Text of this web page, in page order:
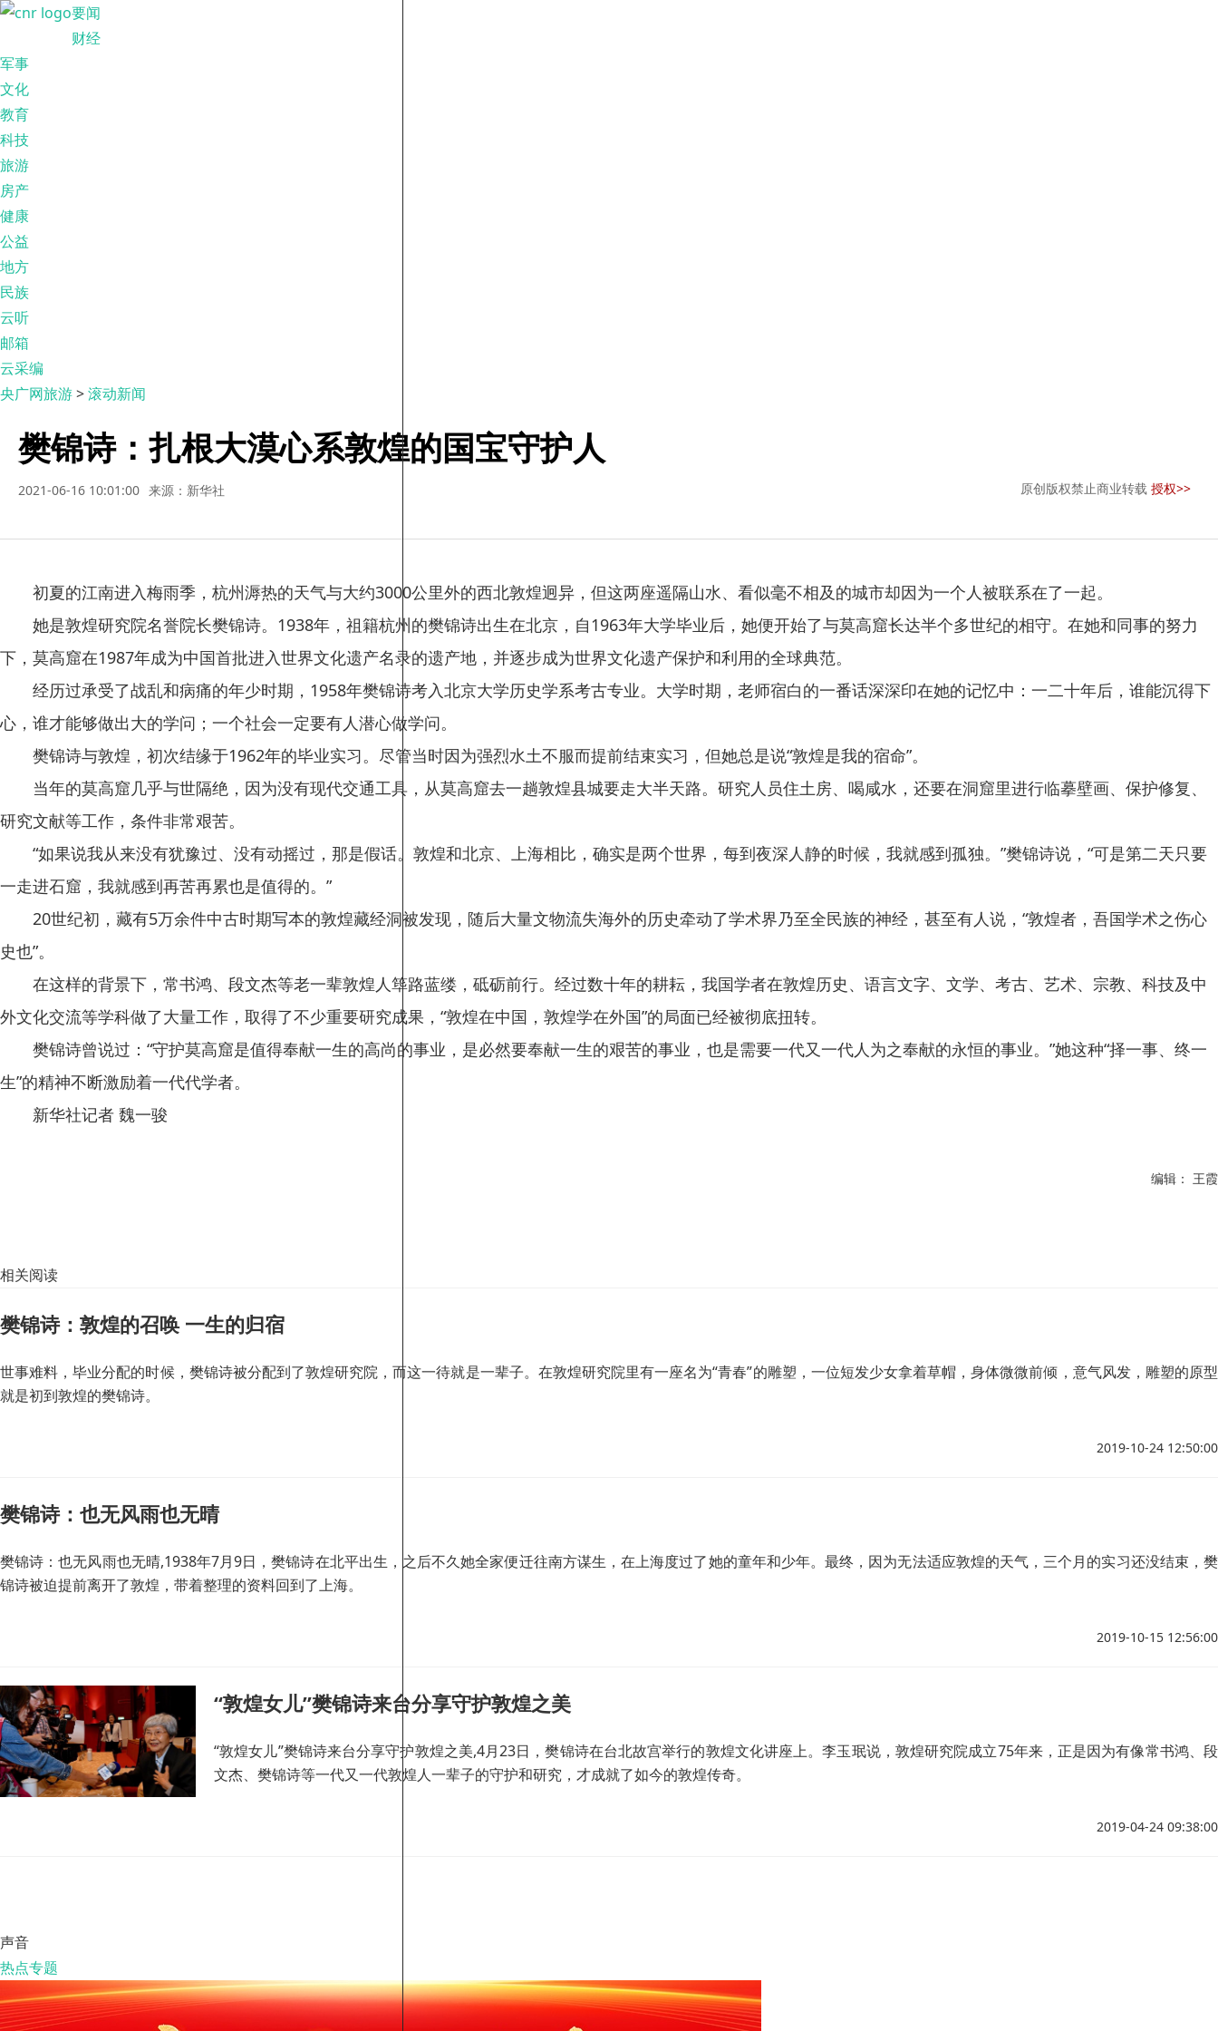
要闻
财经
军事
文化
教育
科技
旅游
房产
健康
公益
地方
民族
云听
邮箱
云采编
央广网旅游>滚动新闻
樊锦诗：扎根大漠心系敦煌的国宝守护人
2021-06-16 10:01:00 来源：新华社 原创版权禁止商业转载 授权>>
初夏的江南进入梅雨季，杭州溽热的天气与大约3000公里外的西北敦煌迥异，但这两座遥隔山水、看似毫不相及的城市却因为一个人被联系在了一起。
她是敦煌研究院名誉院长樊锦诗。1938年，祖籍杭州的樊锦诗出生在北京，自1963年大学毕业后，她便开始了与莫高窟长达半个多世纪的相守。在她和同事的努力
下，莫高窟在1987年成为中国首批进入世界文化遗产名录的遗产地，并逐步成为世界文化遗产保护和利用的全球典范。
经历过承受了战乱和病痛的年少时期，1958年樊锦诗考入北京大学历史学系考古专业。大学时期，老师宿白的一番话深深印在她的记忆中：一二十年后，谁能沉得下
心，谁才能够做出大的学问；一个社会一定要有人潜心做学问。
樊锦诗与敦煌，初次结缘于1962年的毕业实习。尽管当时因为强烈水土不服而提前结束实习，但她总是说“敦煌是我的宿命”。
当年的莫高窟几乎与世隔绝，因为没有现代交通工具，从莫高窟去一趟敦煌县城要走大半天路。研究人员住土房、喝咸水，还要在洞窟里进行临摹壁画、保护修复、
研究文献等工作，条件非常艰苦。
“如果说我从来没有犹豫过、没有动摇过，那是假话。敦煌和北京、上海相比，确实是两个世界，每到夜深人静的时候，我就感到孤独。”樊锦诗说，“可是第二天只要
一走进石窟，我就感到再苦再累也是值得的。”
20世纪初，藏有5万余件中古时期写本的敦煌藏经洞被发现，随后大量文物流失海外的历史牵动了学术界乃至全民族的神经，甚至有人说，“敦煌者，吾国学术之伤心
史也”。
在这样的背景下，常书鸿、段文杰等老一辈敦煌人筚路蓝缕，砥砺前行。经过数十年的耕耘，我国学者在敦煌历史、语言文字、文学、考古、艺术、宗教、科技及中
外文化交流等学科做了大量工作，取得了不少重要研究成果，“敦煌在中国，敦煌学在外国”的局面已经被彻底扭转。
樊锦诗曾说过：“守护莫高窟是值得奉献一生的高尚的事业，是必然要奉献一生的艰苦的事业，也是需要一代又一代人为之奉献的永恒的事业。”她这种“择一事、终一
生”的精神不断激励着一代代学者。
新华社记者 魏一骏
编辑： 王霞
相关阅读
樊锦诗：敦煌的召唤 一生的归宿
世事难料，毕业分配的时候，樊锦诗被分配到了敦煌研究院，而这一待就是一辈子。在敦煌研究院里有一座名为“青春”的雕塑，一位短发少女拿着草帽，身体微微前倾，意气风发，雕塑的原型
就是初到敦煌的樊锦诗。
2019-10-24 12:50:00
樊锦诗：也无风雨也无晴
樊锦诗：也无风雨也无晴,1938年7月9日，樊锦诗在北平出生，之后不久她全家便迁往南方谋生，在上海度过了她的童年和少年。最终，因为无法适应敦煌的天气，三个月的实习还没结束，樊
锦诗被迫提前离开了敦煌，带着整理的资料回到了上海。
2019-10-15 12:56:00
“敦煌女儿”樊锦诗来台分享守护敦煌之美
“敦煌女儿”樊锦诗来台分享守护敦煌之美,4月23日，樊锦诗在台北故宫举行的敦煌文化讲座上。李玉珉说，敦煌研究院成立75年来，正是因为有像常书鸿、段
文杰、樊锦诗等一代又一代敦煌人一辈子的守护和研究，才成就了如今的敦煌传奇。
2019-04-24 09:38:00
声音
热点专题